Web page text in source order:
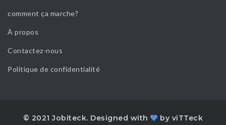
comment ça marche?
À propos
Contactez-nous
Politique de confidentialité
© 2021 Jobiteck. Designed with by viTTeck